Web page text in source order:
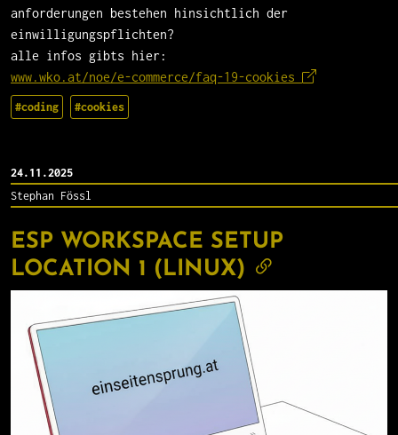
anforderungen bestehen hinsichtlich der
einwilligungspflichten?
alle infos gibts hier:
www.wko.at/noe/e-commerce/faq-19-cookies
#coding #cookies
24.11.2025
Stephan Fössl
ESP WORKSPACE SETUP
LOCATION 1 (LINUX)